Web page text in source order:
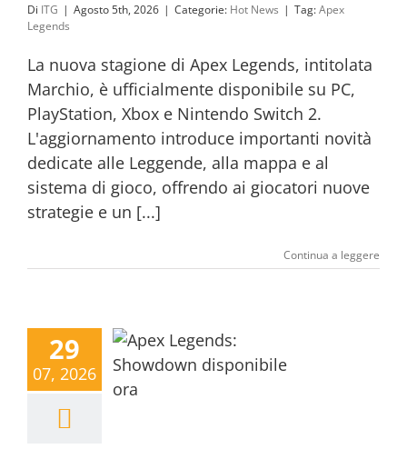
Di ITG | Agosto 5th, 2026 | Categorie: Hot News | Tag:Apex
Legends
La nuova stagione di Apex Legends, intitolata
Marchio, è ufficialmente disponibile su PC,
PlayStation, Xbox e Nintendo Switch 2.
L'aggiornamento introduce importanti novità
dedicate alle Leggende, alla mappa e al
sistema di gioco, offrendo ai giocatori nuove
strategie e un [...]
Continua a leggere
29
07, 2026